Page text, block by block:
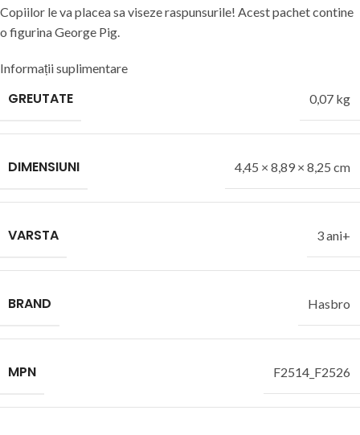
Copiilor le va placea sa viseze raspunsurile! Acest pachet contine
o figurina George Pig.
Informații suplimentare
GREUTATE 0,07 kg
DIMENSIUNI 4,45 × 8,89 × 8,25 cm
VARSTA 3 ani+
BRAND Hasbro
MPN F2514_F2526